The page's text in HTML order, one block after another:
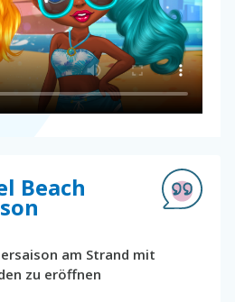
Beach
am Strand mit
zu eröffnen